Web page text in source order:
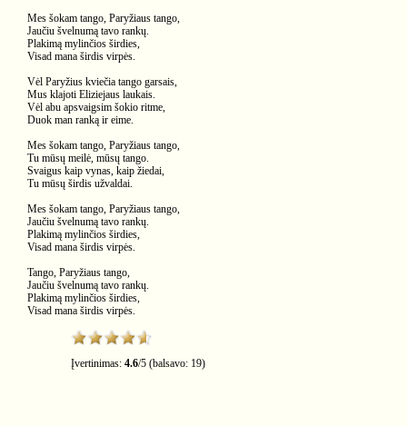
Mes šokam tango, Paryžiaus tango,
Jaučiu švelnumą tavo rankų.
Plakimą mylinčios širdies,
Visad mana širdis virpės.
Vėl Paryžius kviečia tango garsais,
Mus klajoti Eliziejaus laukais.
Vėl abu apsvaigsim šokio ritme,
Duok man ranką ir eime.
Mes šokam tango, Paryžiaus tango,
Tu mūsų meilė, mūsų tango.
Svaigus kaip vynas, kaip žiedai,
Tu mūsų širdis užvaldai.
Mes šokam tango, Paryžiaus tango,
Jaučiu švelnumą tavo rankų.
Plakimą mylinčios širdies,
Visad mana širdis virpės.
Tango, Paryžiaus tango,
Jaučiu švelnumą tavo rankų.
Plakimą mylinčios širdies,
Visad mana širdis virpės.
Įvertinimas: 4.6/5 (balsavo: 19)